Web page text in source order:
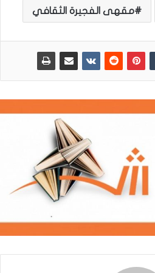
مقهى الفجيرة الثقافي